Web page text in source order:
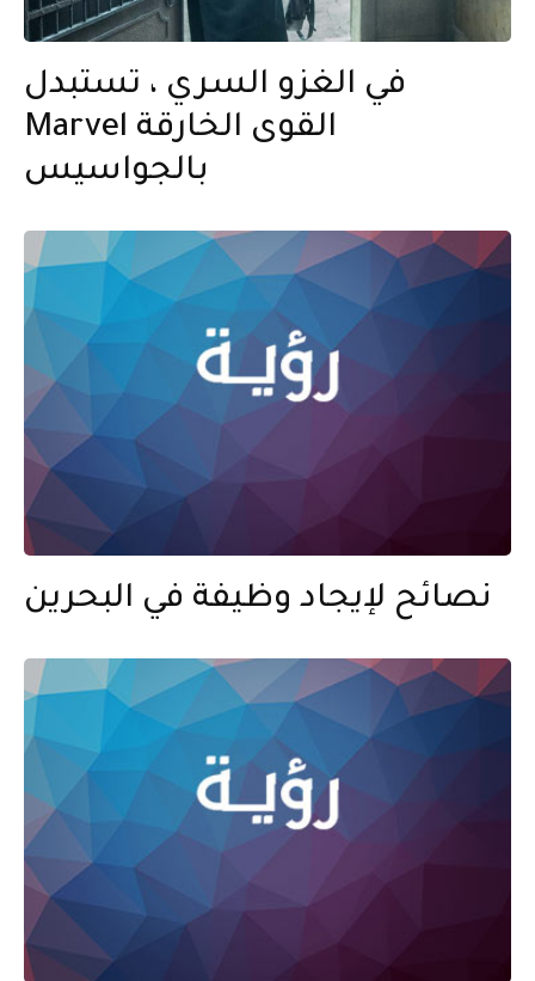
في الغزو السري ، تستبدل
Marvel القوى الخارقة
بالجواسيس
نصائح لإيجاد وظيفة في البحرين